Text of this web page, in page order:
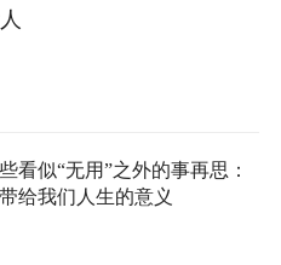
看似“无用”之外的事再思：
给我们人生的意义